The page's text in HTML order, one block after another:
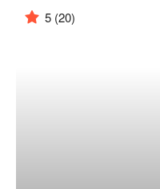
5 (20)